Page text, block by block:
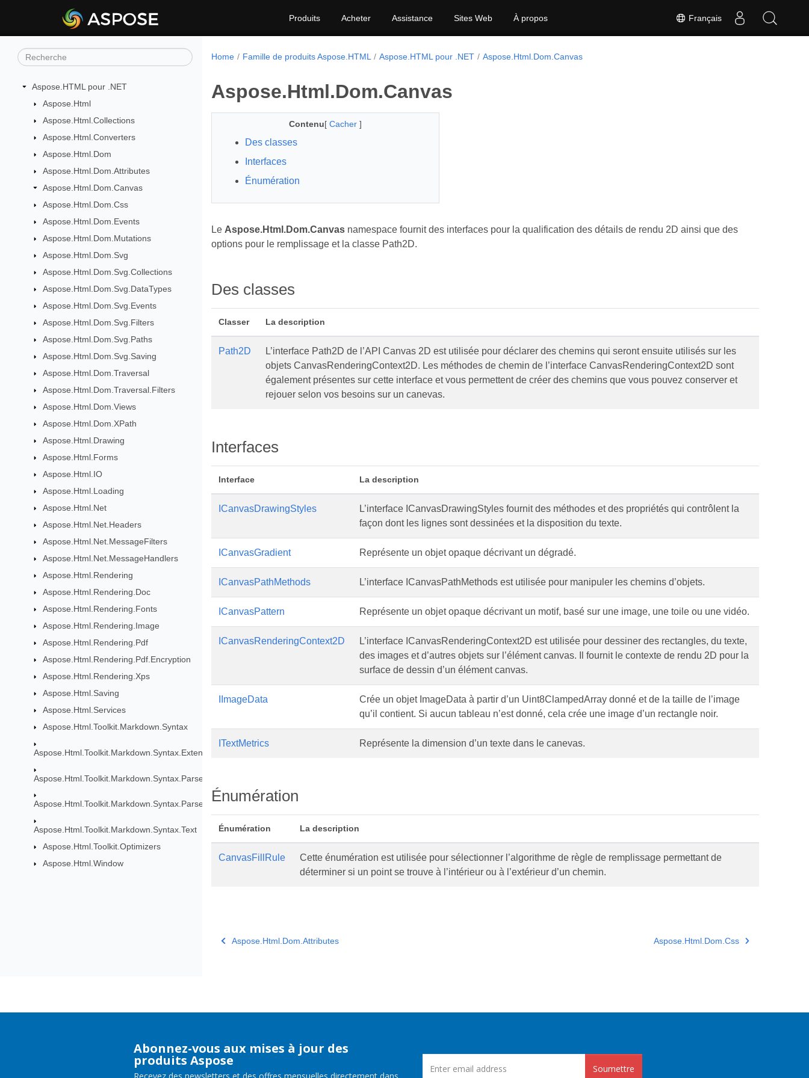
Français
Produits Acheter Assistance Sites Web À propos
Aspose.HTML pour .NET
Aspose.Html
Aspose.Html.Collections
Aspose.Html.Converters
Aspose.Html.Dom
Aspose.Html.Dom.Attributes
Aspose.Html.Dom.Canvas
Aspose.Html.Dom.Css
Aspose.Html.Dom.Events
Aspose.Html.Dom.Mutations
Aspose.Html.Dom.Svg
Aspose.Html.Dom.Svg.Collections
Aspose.Html.Dom.Svg.DataTypes
Aspose.Html.Dom.Svg.Events
Aspose.Html.Dom.Svg.Filters
Aspose.Html.Dom.Svg.Paths
Aspose.Html.Dom.Svg.Saving
Aspose.Html.Dom.Traversal
Aspose.Html.Dom.Traversal.Filters
Aspose.Html.Dom.Views
Aspose.Html.Dom.XPath
Aspose.Html.Drawing
Aspose.Html.Forms
Aspose.Html.IO
Aspose.Html.Loading
Aspose.Html.Net
Aspose.Html.Net.Headers
Aspose.Html.Net.MessageFilters
Aspose.Html.Net.MessageHandlers
Aspose.Html.Rendering
Aspose.Html.Rendering.Doc
Aspose.Html.Rendering.Fonts
Aspose.Html.Rendering.Image
Aspose.Html.Rendering.Pdf
Aspose.Html.Rendering.Pdf.Encryption
Aspose.Html.Rendering.Xps
Aspose.Html.Saving
Aspose.Html.Services
Aspose.Html.Toolkit.Markdown.Syntax
Aspose.Html.Toolkit.Markdown.Syntax.Extensions
Aspose.Html.Toolkit.Markdown.Syntax.Parser
Aspose.Html.Toolkit.Markdown.Syntax.Parser.Extensions.GFM
Aspose.Html.Toolkit.Markdown.Syntax.Text
Aspose.Html.Toolkit.Optimizers
Aspose.Html.Window
Home Famille de produits Aspose.HTML Aspose.HTML pour .NET Aspose.Html.Dom.Canvas
Aspose.Html.Dom.Canvas
Contenu[Cacher]
Des classes
Interfaces
Énumération
Le Aspose.Html.Dom.Canvas namespace fournit des interfaces pour la qualification des détails de rendu 2D ainsi que des
options pour le remplissage et la classe Path2D.
Des classes
Classer La description
Path2D
L’interface Path2D de l’API Canvas 2D est utilisée pour déclarer des chemins qui seront ensuite utilisés sur les
objets CanvasRenderingContext2D. Les méthodes de chemin de l’interface CanvasRenderingContext2D sont
également présentes sur cette interface et vous permettent de créer des chemins que vous pouvez conserver et
rejouer selon vos besoins sur un canevas.
Interfaces
Interface La description
ICanvasDrawingStyles
L’interface ICanvasDrawingStyles fournit des méthodes et des propriétés qui contrôlent la
façon dont les lignes sont dessinées et la disposition du texte.
ICanvasGradient Représente un objet opaque décrivant un dégradé.
ICanvasPathMethods L’interface ICanvasPathMethods est utilisée pour manipuler les chemins d’objets.
ICanvasPattern Représente un objet opaque décrivant un motif, basé sur une image, une toile ou une vidéo.
ICanvasRenderingContext2D
L’interface ICanvasRenderingContext2D est utilisée pour dessiner des rectangles, du texte,
des images et d’autres objets sur l’élément canvas. Il fournit le contexte de rendu 2D pour la
surface de dessin d’un élément canvas.
IImageData
Crée un objet ImageData à partir d’un Uint8ClampedArray donné et de la taille de l’image
qu’il contient. Si aucun tableau n’est donné, cela crée une image d’un rectangle noir.
ITextMetrics Représente la dimension d’un texte dans le canevas.
Énumération
Énumération La description
CanvasFillRule
Cette énumération est utilisée pour sélectionner l’algorithme de règle de remplissage permettant de
déterminer si un point se trouve à l’intérieur ou à l’extérieur d’un chemin.
Aspose.Html.Dom.Attributes Aspose.Html.Dom.Css
Abonnez-vous aux mises à jour des
produits Aspose Soumettre